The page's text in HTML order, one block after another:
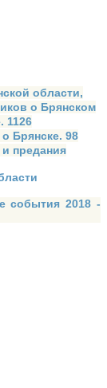
области,
о Брянском
1126
Брянске. 98
предания
события 2018 -